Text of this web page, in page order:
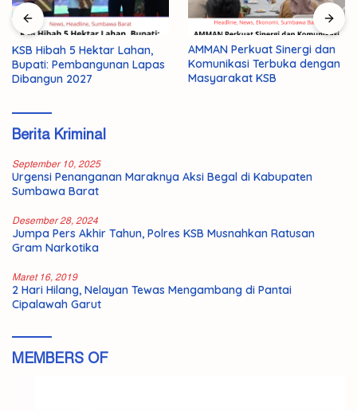
KSB Hibah 5 Hektar Lahan,
Bupati: Pembangunan Lapas
Dibangun 2027
AMMAN Perkuat Sinergi dan
Komunikasi Terbuka dengan
Masyarakat KSB
Berita Kriminal
September 10, 2025
Urgensi Penanganan Maraknya Aksi Begal di Kabupaten
Sumbawa Barat
Desember 28, 2024
Jumpa Pers Akhir Tahun, Polres KSB Musnahkan Ratusan
Gram Narkotika
Maret 16, 2019
2 Hari Hilang, Nelayan Tewas Mengambang di Pantai
Cipalawah Garut
MEMBERS OF